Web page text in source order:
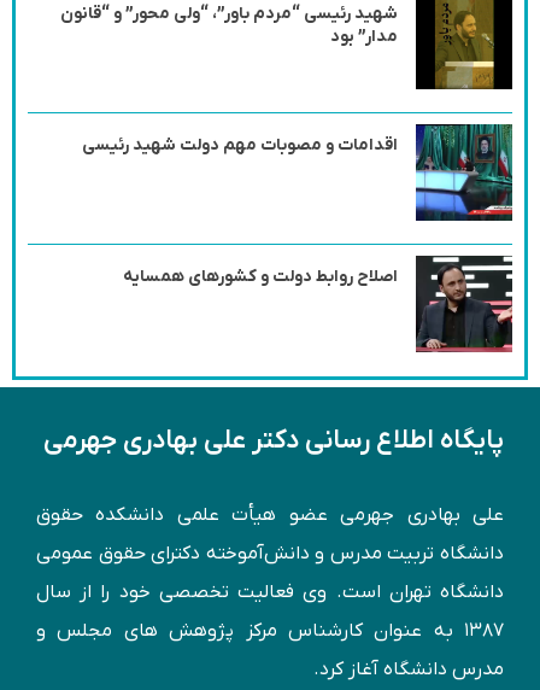
شهید رئیسی “مردم باور”، “ولی محور” و “قانون
مدار” بود
اقدامات و مصوبات مهم دولت شهید رئیسی
اصلاح روابط دولت و کشورهای همسایه
پایگاه اطلاع رسانی دکتر علی بهادری جهرمی
علی بهادری جهرمی عضو هیأت علمی دانشکده حقوق
دانشگاه تربیت مدرس و دانش‌آموخته دكترای حقوق عمومی
دانشگاه تهران است. وی فعالیت تخصصی خود را از سال
۱۳۸۷ به عنوان کارشناس مركز پژوهش های مجلس و
مدرس دانشگاه آغاز کرد.